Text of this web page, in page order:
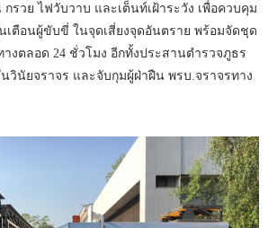
รวย ไฟวับวาบ และเต็นท์เฝ้าระวัง เพื่อควบคุม
เตือนผู้ขับขี่ ในจุดเสี่ยงจุดอันตราย พร้อมจัดชุด
งตลอด 24 ชั่วโมง อีกทั้งประสานตำรวจภูธร
วินัยจราจร และจับกุมผู้ฝ่าฝืน พรบ.จราจรทาง